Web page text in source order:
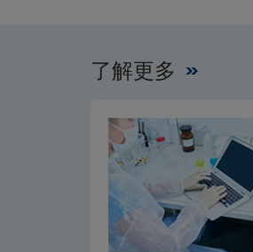
了解更多